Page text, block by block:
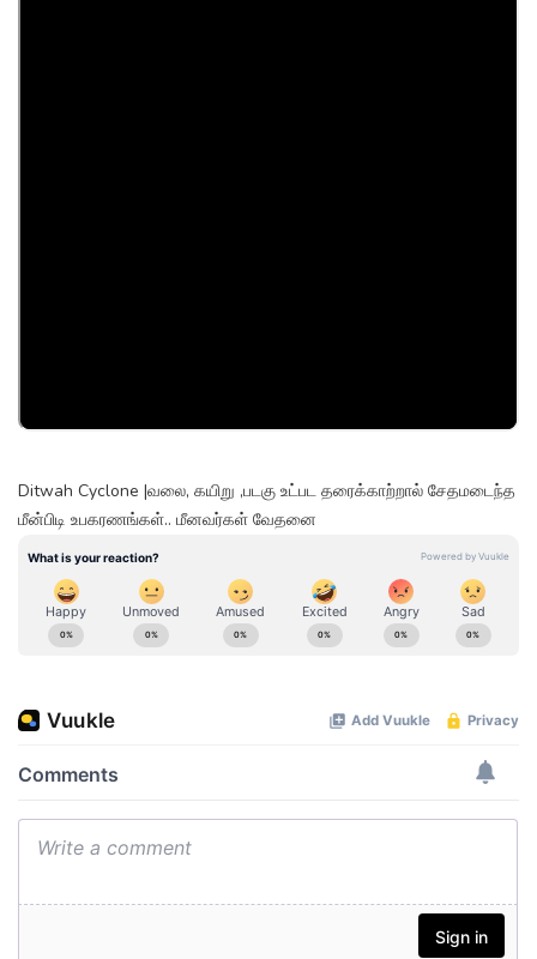
Ditwah Cyclone |வலை, கயிறு ,படகு உட்பட தரைக்காற்றால் சேதமடைந்த
மீன்பிடி உபகரணங்கள்.. மீனவர்கள் வேதனை